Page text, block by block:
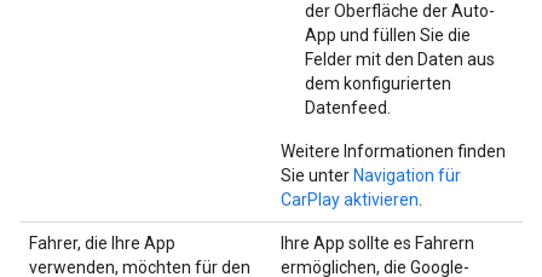
der Oberfläche der Auto-
App und füllen Sie die
Felder mit den Daten aus
dem konfigurierten
Datenfeed.
Weitere Informationen finden
Sie unter Navigation für
CarPlay aktivieren
Fahrer, die Ihre App
verwenden, möchten für den
Ihre App sollte es Fahrern
ermöglichen, die Google-